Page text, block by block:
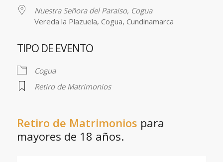
Nuestra Señora del Paraiso, Cogua
Vereda la Plazuela, Cogua, Cundinamarca
TIPO DE EVENTO
Cogua
Retiro de Matrimonios
Retiro de Matrimonios para
mayores de 18 años.